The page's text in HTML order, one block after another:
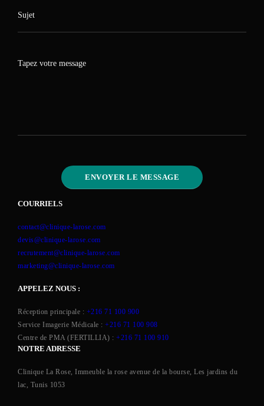
COURRIELS
contact@clinique-larose.com
devis@clinique-larose.com
recrutement@clinique-larose.com
marketing@clinique-larose.com
APPELEZ NOUS :
Réception principale : +216 71 100 900
Service Imagerie Médicale : +216 71 100 908
Centre de PMA (FERTILLIA) : +216 71 100 910
NOTRE ADRESSE
Clinique La Rose, Immeuble la rose avenue de la bourse, Les jardins du
lac, Tunis 1053